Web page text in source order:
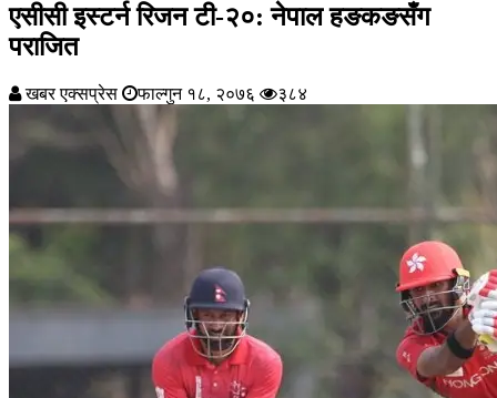
एसीसी इस्टर्न रिजन टी-२०: नेपाल हङकङसँग
पराजित
खबर एक्सप्रेस फाल्गुन १८, २०७६ ३८४